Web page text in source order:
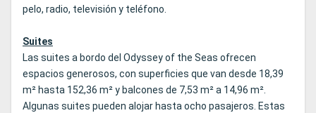
pelo, radio, televisión y teléfono.
Suites
Las suites a bordo del Odyssey of the Seas ofrecen
espacios generosos, con superficies que van desde 18,39
m² hasta 152,36 m² y balcones de 7,53 m² a 14,96 m².
Algunas suites pueden alojar hasta ocho pasajeros. Estas